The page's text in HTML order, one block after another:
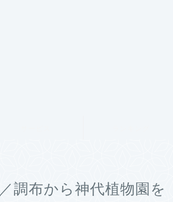
調布から神代植物園を